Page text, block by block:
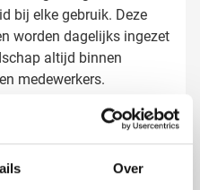
Over
bij elke gebruik. Deze
worden dagelijks ingezet
altijd binnen
medewerkers.
deze karabijnhaak
gecombineerd met